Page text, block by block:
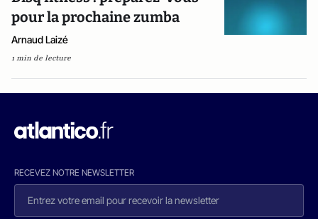
pour la prochaine zumba
Arnaud Laizé
1 min de lecture
RECEVEZ NOTRE NEWSLETTER